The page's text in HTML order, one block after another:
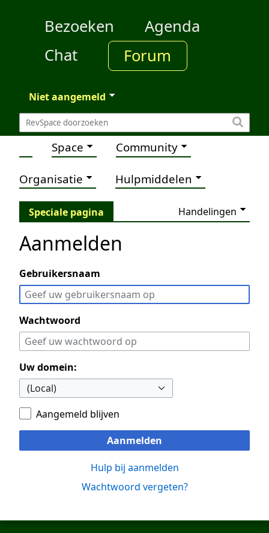
Bezoeken
Agenda
Chat
Forum
Niet aangemeld
Space Community
Organisatie Hulpmiddelen
Speciale pagina Handelingen
Aanmelden
Gebruikersnaam
Wachtwoord
Uw domein:
Aangemeld blijven
Aanmelden
Hulp bij aanmelden
Wachtwoord vergeten?